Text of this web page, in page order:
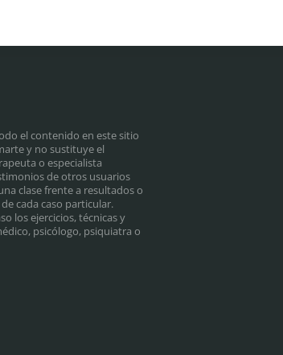
el contenido en este sitio
y no sustituye el
o especialista
de otros usuarios
clase frente a resultados o
cada caso particular.
los ejercicios, técnicas y
psicólogo, psiquiatra o